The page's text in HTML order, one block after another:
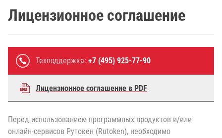
Лицензионное соглашение
Перед использованием программных продуктов и/или
онлайн-сервисов Рутокен (Rutoken), необходимо
Техподдержка: +7 (495) 925-77-90
Лицензионное соглашение в PDF